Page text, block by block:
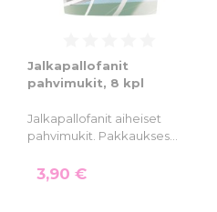
Jalkapallofanit
pahvimukit, 8 kpl
Jalkapallofanit aiheiset
pahvimukit. Pakkaukses…
3,90 €